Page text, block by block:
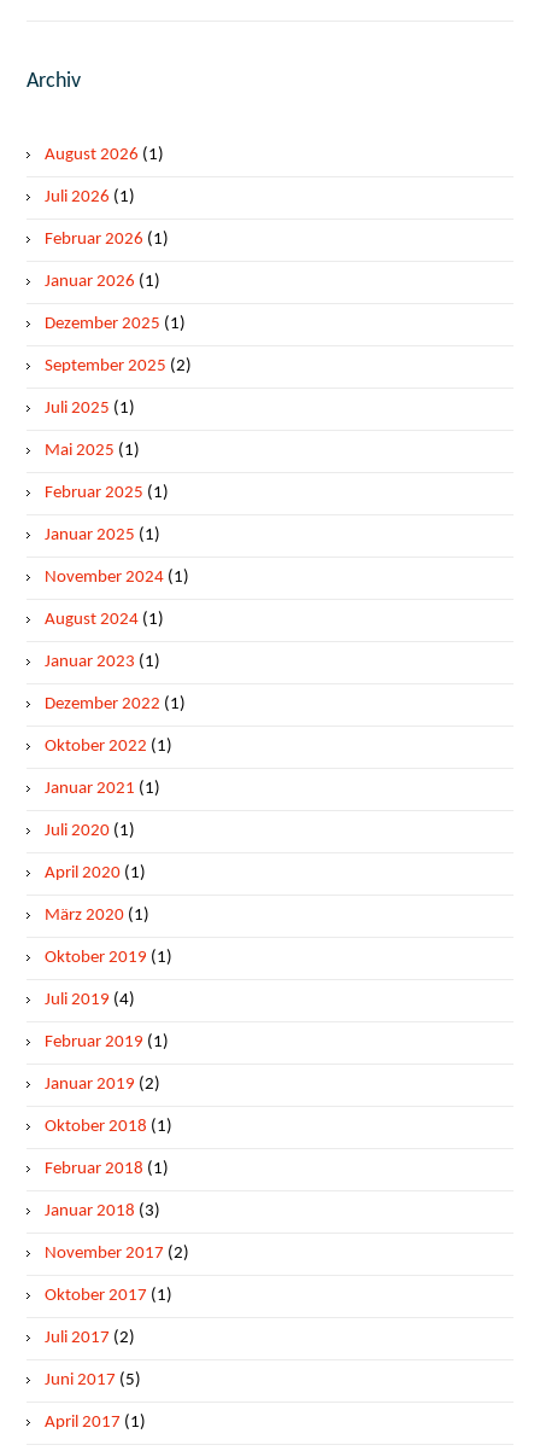
Archiv
August 2026 (1)
Juli 2026 (1)
Februar 2026 (1)
Januar 2026 (1)
Dezember 2025 (1)
September 2025 (2)
Juli 2025 (1)
Mai 2025 (1)
Februar 2025 (1)
Januar 2025 (1)
November 2024 (1)
August 2024 (1)
Januar 2023 (1)
Dezember 2022 (1)
Oktober 2022 (1)
Januar 2021 (1)
Juli 2020 (1)
April 2020 (1)
März 2020 (1)
Oktober 2019 (1)
Juli 2019 (4)
Februar 2019 (1)
Januar 2019 (2)
Oktober 2018 (1)
Februar 2018 (1)
Januar 2018 (3)
November 2017 (2)
Oktober 2017 (1)
Juli 2017 (2)
Juni 2017 (5)
April 2017 (1)